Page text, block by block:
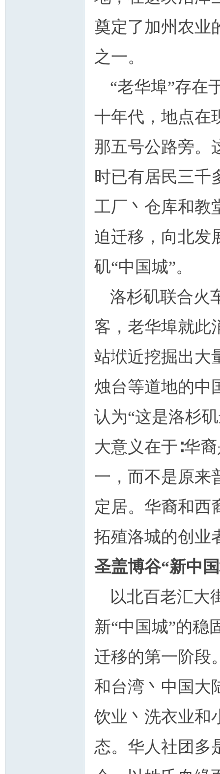
奠定了加州农业
之一。
“老华埠”存在
十年代，地点在
那五号公路旁。
时已有居民三千
工厂丶仓库和教
迫迁移，向北发
矶“中国城”。
洛杉矶联合火
客，老华埠就此
站垘近挖掘出大
烛台等道地的中
认为“这是洛杉
大意义在于∶华
一，而不是原来
定居。华裔和西
拓殖洛城的创业
圣盖博谷“新中
以北百老汇大
新“中国城”的稳
迁移的第一阶段
和台湾丶中国大
饮业丶洗衣业和
态。华人社团多